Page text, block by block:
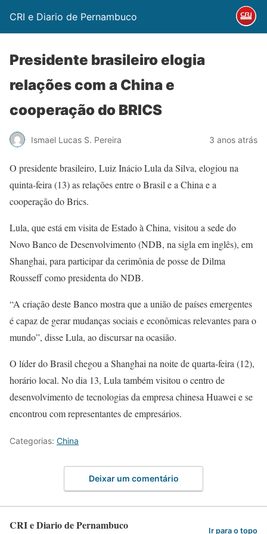
CRI e Diario de Pernambuco
Presidente brasileiro elogia
relações com a China e
cooperação do BRICS
Ismael Lucas S. Pereira 3 anos atrás
O presidente brasileiro, Luiz Inácio Lula da Silva, elogiou na
quinta-feira (13) as relações entre o Brasil e a China e a
cooperação do Brics.
Lula, que está em visita de Estado à China, visitou a sede do
Novo Banco de Desenvolvimento (NDB, na sigla em inglês), em
Shanghai, para participar da cerimônia de posse de Dilma
Rousseff como presidenta do NDB.
“A criação deste Banco mostra que a união de países emergentes
é capaz de gerar mudanças sociais e econômicas relevantes para o
mundo”, disse Lula, ao discursar na ocasião.
O líder do Brasil chegou a Shanghai na noite de quarta-feira (12),
horário local. No dia 13, Lula também visitou o centro de
desenvolvimento de tecnologias da empresa chinesa Huawei e se
encontrou com representantes de empresários.
Categorias: China
Deixar um comentário
CRI e Diario de Pernambuco Ir para o topo